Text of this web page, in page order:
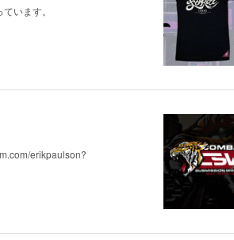
います。
erikpaulson?